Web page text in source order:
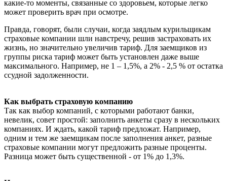
какие-то моменты, связанные со здоровьем, которые легко
может проверить врач при осмотре.
Правда, говорят, были случаи, когда заядлым курильщикам
страховые компании шли навстречу, решив застраховать их
жизнь, но значительно увеличив тариф. Для заемщиков из
группы риска тариф может быть установлен даже выше
максимального. Например, не 1 – 1,5%, а 2% - 2,5 % от остатка
ссудной задолженности.
Как выбрать страховую компанию
Так как выбор компаний, с которыми работают банки,
невелик, совет простой: заполнить анкеты сразу в нескольких
компаниях. И ждать, какой тариф предложат. Например,
одним и тем же заемщикам после заполнения анкет, разные
страховые компании могут предложить разные проценты.
Разница может быть существенной - от 1% до 1,3%.